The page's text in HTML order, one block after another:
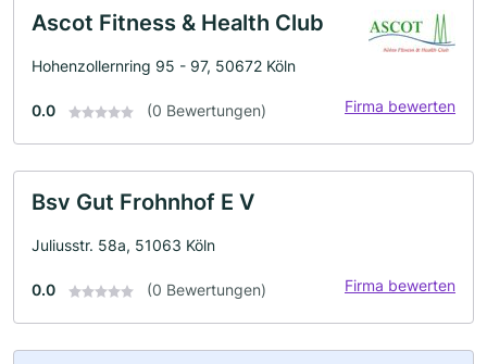
Ascot Fitness & Health Club
Hohenzollernring 95 - 97, 50672 Köln
0.0 (0 Bewertungen) Firma bewerten
Bsv Gut Frohnhof E V
Juliusstr. 58a, 51063 Köln
0.0 (0 Bewertungen) Firma bewerten